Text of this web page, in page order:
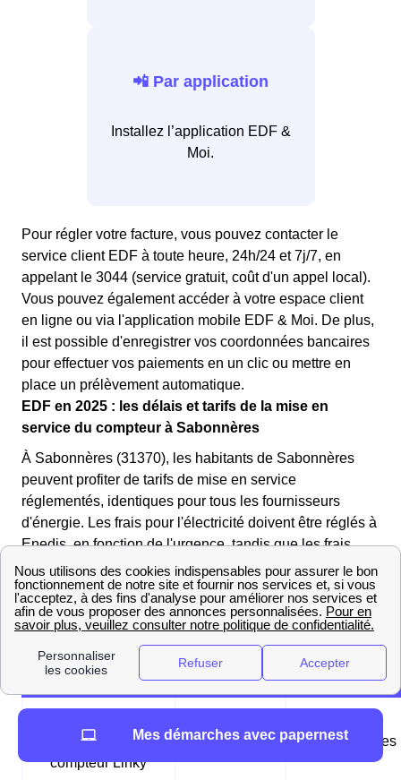
📲 Par application
Installez l’application EDF &
Moi.
Pour régler votre facture, vous pouvez contacter le
service client EDF à toute heure, 24h/24 et 7j/7, en
appelant le 3044 (service gratuit, coût d'un appel local).
Vous pouvez également accéder à votre espace client
en ligne ou via l'application mobile EDF & Moi. De plus,
il est possible d'enregistrer vos coordonnées bancaires
pour effectuer vos paiements en un clic ou mettre en
place un prélèvement automatique.
EDF en 2025 : les délais et tarifs de la mise en
service du compteur à Sabonnères
À Sabonnères (31370), les habitants de Sabonnères
peuvent profiter de tarifs de mise en service
réglementés, identiques pour tous les fournisseurs
d'énergie. Les frais pour l'électricité doivent être réglés à
Enedis, en fonction de l'urgence, tandis que les frais
pour le gaz sont à régler auprès de GRDF.
Les tableaux suivants récapitulent les différentes mises
en service possibles à Sabonnères (31370) :
Tableau des mises en service d'électricité
standard pour un
compteur Linky
1,75€ 24-48 heures
Mes démarches avec papernest